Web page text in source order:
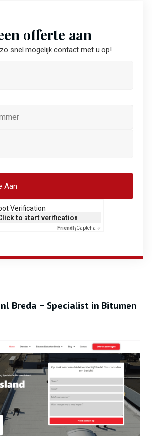
offerte aan
snel mogelijk contact met u op!
Verification
to start verification
FriendlyCaptcha ⇗
Breda – Specialist in Bitumen